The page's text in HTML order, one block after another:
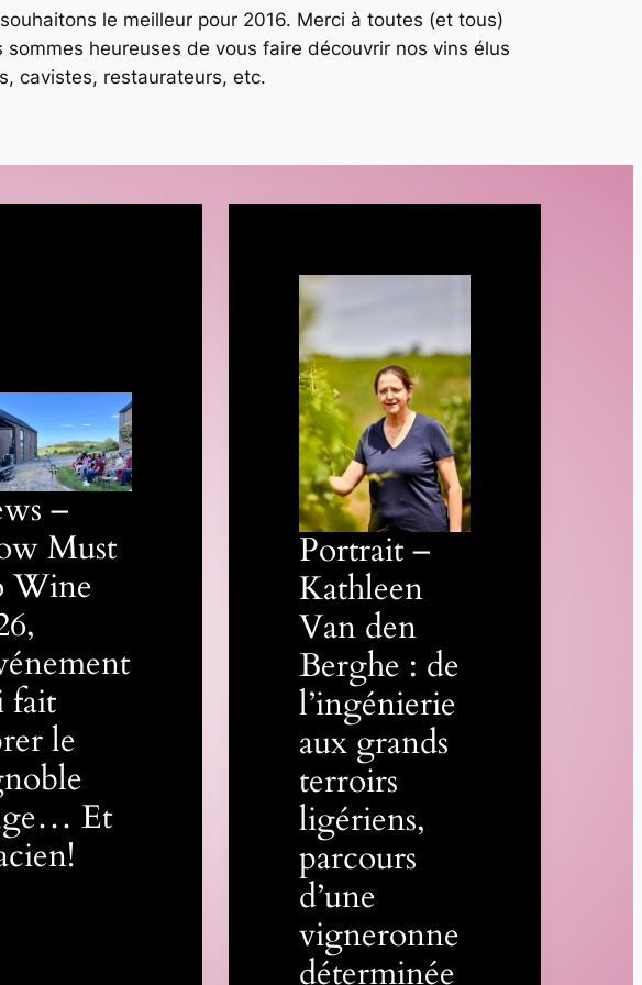
le meilleur pour 2016. Merci à toutes (et tous)
heureuses de vous faire découvrir nos vins élus
cavistes, restaurateurs, etc.
–
Must
Wine
fait
le
Et
Portrait –
Kathleen
Van den
Berghe : de
l’ingénierie
aux grands
terroirs
ligériens,
parcours
d’une
vigneronne
déterminée